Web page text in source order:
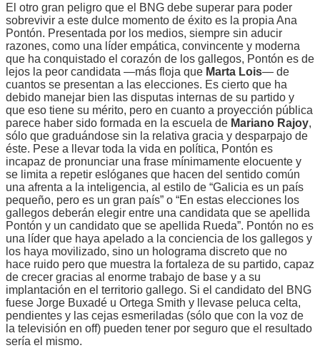
El otro gran peligro que el BNG debe superar para poder
sobrevivir a este dulce momento de éxito es la propia Ana
Pontón. Presentada por los medios, siempre sin aducir
razones, como una líder empática, convincente y moderna
que ha conquistado el corazón de los gallegos, Pontón es de
lejos la peor candidata —más floja que Marta Lois— de
cuantos se presentan a las elecciones. Es cierto que ha
debido manejar bien las disputas internas de su partido y
que eso tiene su mérito, pero en cuanto a proyección pública
parece haber sido formada en la escuela de Mariano Rajoy,
sólo que graduándose sin la relativa gracia y desparpajo de
éste. Pese a llevar toda la vida en política, Pontón es
incapaz de pronunciar una frase mínimamente elocuente y
se limita a repetir eslóganes que hacen del sentido común
una afrenta a la inteligencia, al estilo de “Galicia es un país
pequeño, pero es un gran país” o “En estas elecciones los
gallegos deberán elegir entre una candidata que se apellida
Pontón y un candidato que se apellida Rueda”. Pontón no es
una líder que haya apelado a la conciencia de los gallegos y
los haya movilizado, sino un holograma discreto que no
hace ruido pero que muestra la fortaleza de su partido, capaz
de crecer gracias al enorme trabajo de base y a su
implantación en el territorio gallego. Si el candidato del BNG
fuese Jorge Buxadé u Ortega Smith y llevase peluca celta,
pendientes y las cejas esmeriladas (sólo que con la voz de
la televisión en off) pueden tener por seguro que el resultado
sería el mismo.